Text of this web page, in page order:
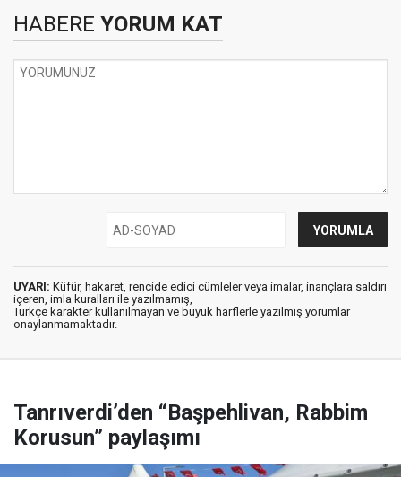
HABERE YORUM KAT
UYARI: Küfür, hakaret, rencide edici cümleler veya imalar, inançlara saldırı
içeren, imla kuralları ile yazılmamış,
Türkçe karakter kullanılmayan ve büyük harflerle yazılmış yorumlar
onaylanmamaktadır.
Tanrıverdi’den “Başpehlivan, Rabbim
Korusun” paylaşımı